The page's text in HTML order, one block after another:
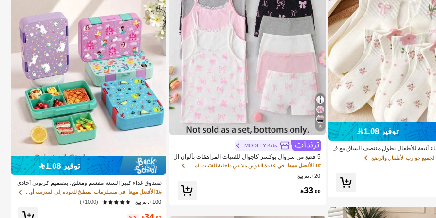
توفير 1.08
أنيقة للأطفال بطول منتصف الساق مع ف
زهور ثلاثية الأبعاد، مناسبة للعودة إ
في الأماكن الخارجية
جوارب الأطفال والرضع
5
MODELY Kids
5 قطع من سروال بوكسر كاجوال للفتيات المراهقات بألوان ال
وردي والأبيض والأزرق البحري والرمادي. مصممة للاستخدام عل
ى مدار السنة بقماش محبوك خفيف الوزن. تتميز هذه الملابس
الداخلية بطباعة رسومات فراشة جميلة. قماش ناعم ومريح يت
ضمن خصر مطاطي لياقة مريحة وملائمة للملابس الأساسية الي
ومية للفتيات.
1# الأفضل مبيعا
في عقدة القوس ملابس داخلية للفتيات المراهقات
20+. تم بيع
33 .00
توفير 1.08
صندوق غداء كبير السعة مقسم ومغلق، بتصميم كرتوني أحادي
اللون بأنماط متعددة، صندوق غداء محمول معزول، مقسم قاب
ل للفصل، سهل التنظيف، مناسب للمكتب والسفر والعودة لل
مدرسة وغيرها
1# الأفضل مبيعا
في مستلزمات المطبخ للعودة إلى المدرسة أواني الطعام
100+. تم بيع
(1000+)